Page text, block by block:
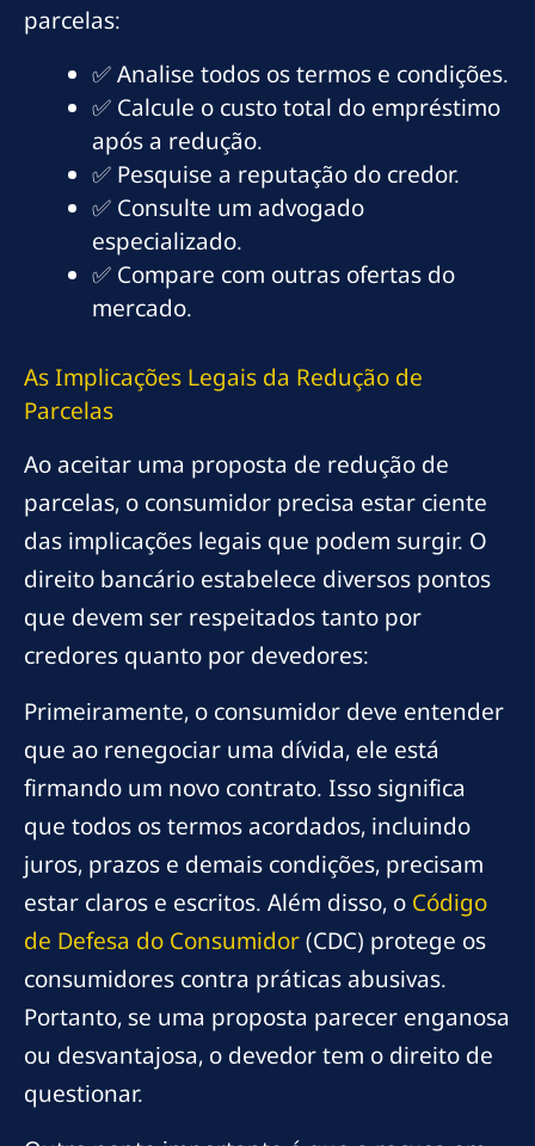
parcelas:
✅ Analise todos os termos e condições.
✅ Calcule o custo total do empréstimo
após a redução.
✅ Pesquise a reputação do credor.
✅ Consulte um advogado
especializado.
✅ Compare com outras ofertas do
mercado.
As Implicações Legais da Redução de
Parcelas
Ao aceitar uma proposta de redução de
parcelas, o consumidor precisa estar ciente
das implicações legais que podem surgir. O
direito bancário estabelece diversos pontos
que devem ser respeitados tanto por
credores quanto por devedores:
Primeiramente, o consumidor deve entender
que ao renegociar uma dívida, ele está
firmando um novo contrato. Isso significa
que todos os termos acordados, incluindo
juros, prazos e demais condições, precisam
estar claros e escritos. Além disso, o Código
de Defesa do Consumidor(CDC) protege os
consumidores contra práticas abusivas.
Portanto, se uma proposta parecer enganosa
ou desvantajosa, o devedor tem o direito de
questionar.